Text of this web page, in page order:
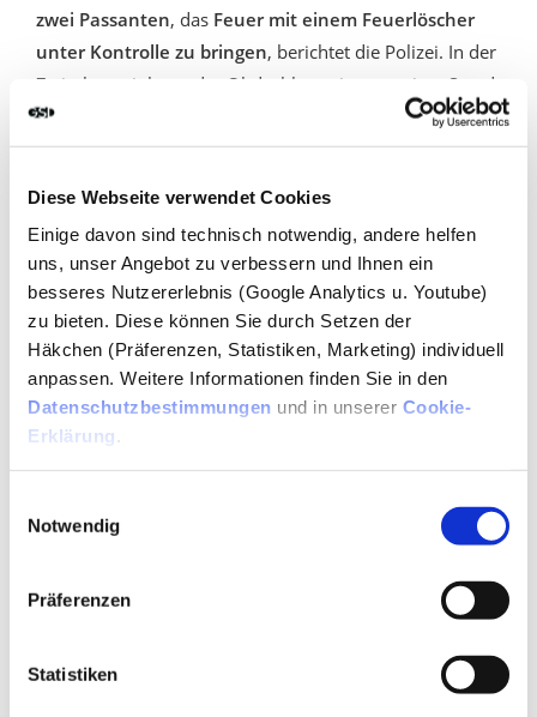
Diese Webseite verwendet Cookies
Einige davon sind technisch notwendig, andere helfen
uns, unser Angebot zu verbessern und Ihnen ein
besseres Nutzererlebnis (Google Analytics u. Youtube)
zu bieten. Diese können Sie durch Setzen der
Häkchen (Präferenzen, Statistiken, Marketing) individuell
anpassen. Weitere Informationen finden Sie in den
Datenschutzbestimmungen und in unserer Cookie-
Erklärung .
Notwendig
Präferenzen
Statistiken
zwei Passanten, das Feuer mit einem Feuerlöscher
unter Kontrolle zu bringen, berichtet die Polizei. In der
Zwischenzeit hatte der Obdachlose einen zweiten Stand
in Brand gesetzt. Die Feuerwehr konnte schließlich das
gesamte Feuer löschen.
polizeilichen Maßnahmen und einer angeordneten
Blutentnahme wurde er der Haftanstalt des
Polizeipräsidiums München übergeben. Ein
Ermittlungsrichter hat inzwischen Haftbefehl erlassen,
so die Polizei. Bei dem Brand wurde niemand verletzt,
jedoch beläuft sich der Sachschaden auf mehrere
tausend Euro.
Verkäufer verlangen einen Sicherheitsdienst
betroffenen Stände der "Saftbar" des Ehepaars Mabrouk
Yahyaoui und Michaela Schmidt. Der andere betroffene
Paprikaverkäufer.